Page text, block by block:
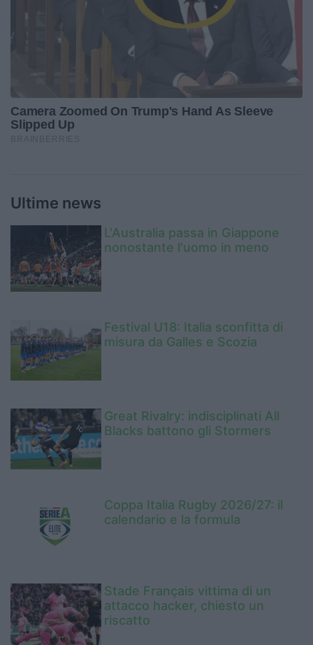
Ultime news
L'Australia passa in Giappone
nonostante l'uomo in meno
Festival U18: Italia sconfitta di
misura da Galles e Scozia
Great Rivalry: indisciplinati All
Blacks battono gli Stormers
Coppa Italia Rugby 2026/27: il
calendario e la formula
Stade Français vittima di un
attacco hacker, chiesto un
riscatto